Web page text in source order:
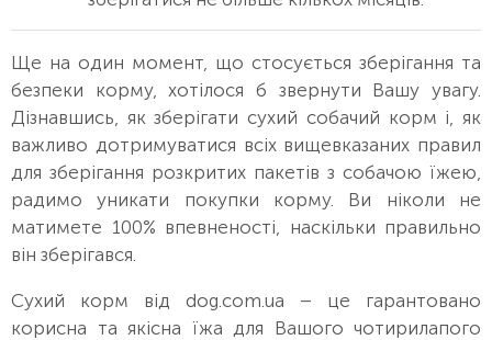
Ще на один момент, що стосується зберігання та
безпеки корму, хотілося б звернути Вашу увагу.
Дізнавшись, як зберігати сухий собачий корм і, як
важливо дотримуватися всіх вищевказаних правил
для зберігання розкритих пакетів з собачою їжею,
радимо уникати покупки корму. Ви ніколи не
матимете 100% впевненості, наскільки правильно
він зберігався.
Сухий корм від dog.com.ua – це гарантовано
корисна та якісна їжа для Вашого чотирилапого